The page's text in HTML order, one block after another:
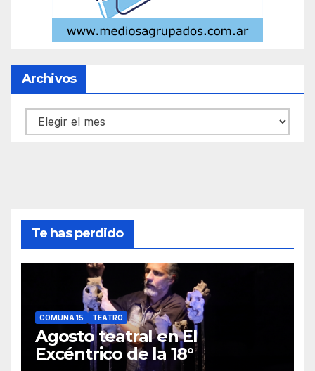
Archivos
Archivos
Te has perdido
COMUNA 15 TEATRO
Agosto teatral en El
Excéntrico de la 18°